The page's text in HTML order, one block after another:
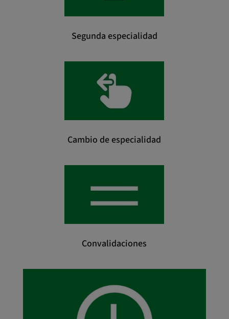
Segunda especialidad
Cambio de especialidad
Convalidaciones